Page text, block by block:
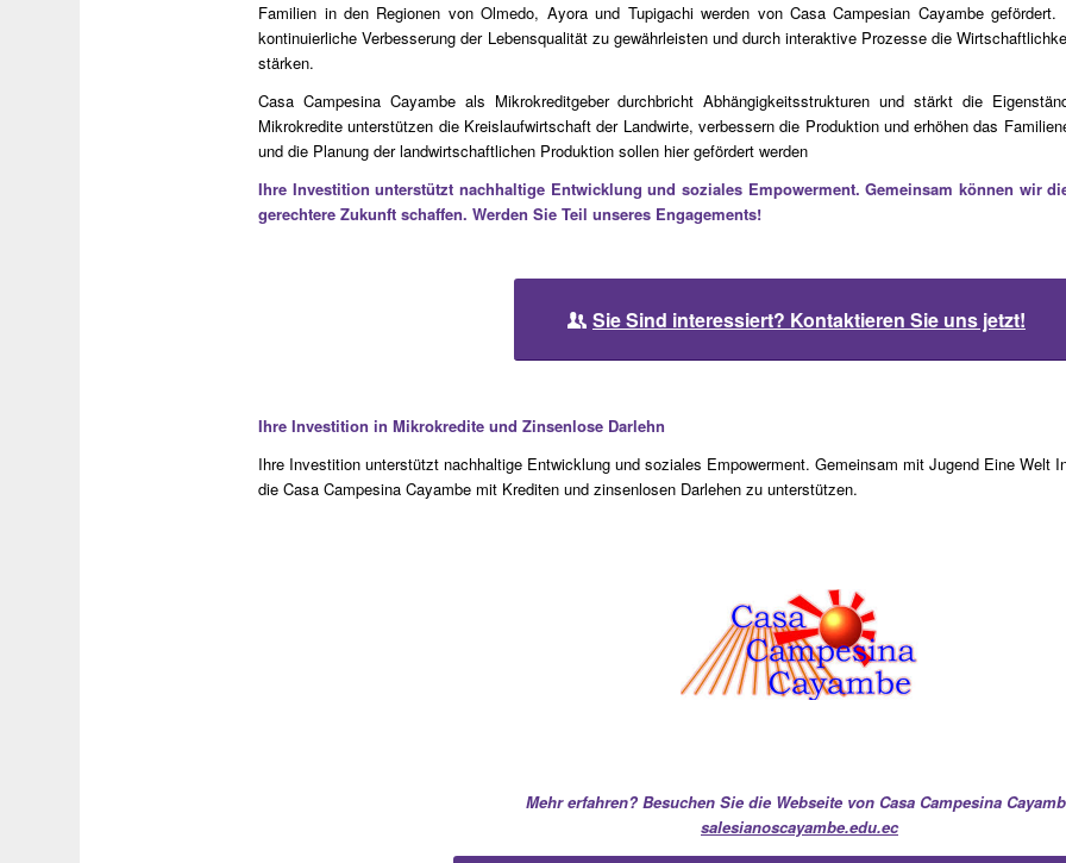
Familien in den Regionen von Olmedo, Ayora und Tupigachi werden von Casa Campesian Cayambe
kontinuierliche Verbesserung der Lebensqualität zu gewährleisten und durch interaktive Prozesse die
stärken.
Casa Campesina Cayambe als Mikrokreditgeber durchbricht Abhängigkeitsstrukturen und stärkt die
Mikrokredite unterstützen die Kreislaufwirtschaft der Landwirte, verbessern die Produktion und erhöhen das
und die Planung der landwirtschaftlichen Produktion sollen hier gefördert werden
Ihre Investition unterstützt nachhaltige Entwicklung und soziales Empowerment. Gemeinsam können wir
gerechtere Zukunft schaffen. Werden Sie Teil unseres Engagements!
Sie Sind interessiert? Kontaktieren Sie uns jetzt!
Ihre Investition in Mikrokredite und Zinsenlose Darlehn
Ihre Investition unterstützt nachhaltige Entwicklung und soziales Empowerment. Gemeinsam mit Jugend Eine Welt
die Casa Campesina Cayambe mit Krediten und zinsenlosen Darlehen zu unterstützen.
Mehr erfahren? Besuchen Sie die Webseite von Casa Campesina
salesianoscayambe.edu.ec